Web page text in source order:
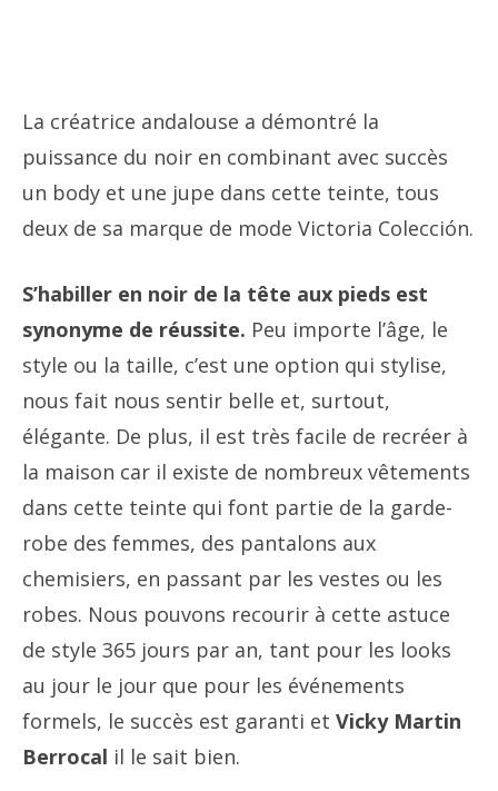
La créatrice andalouse a démontré la
puissance du noir en combinant avec succès
un body et une jupe dans cette teinte, tous
deux de sa marque de mode Victoria Colección.
S’habiller en noir de la tête aux pieds est
synonyme de réussite. Peu importe l’âge, le
style ou la taille, c’est une option qui stylise,
nous fait nous sentir belle et, surtout,
élégante. De plus, il est très facile de recréer à
la maison car il existe de nombreux vêtements
dans cette teinte qui font partie de la garde-
robe des femmes, des pantalons aux
chemisiers, en passant par les vestes ou les
robes. Nous pouvons recourir à cette astuce
de style 365 jours par an, tant pour les looks
au jour le jour que pour les événements
formels, le succès est garanti et Vicky Martin
Berrocal il le sait bien.